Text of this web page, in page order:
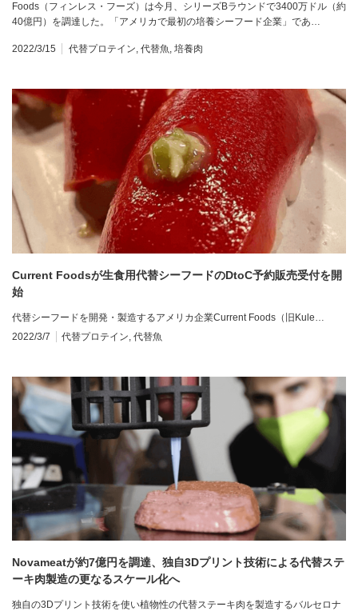
Foods（フィンレス・フーズ）は今月、シリーズBラウンドで3400万ドル（約
40億円）を調達した。「アメリカで最初の培養シーフード企業」であ…
2022/3/15 代替プロテイン, 代替魚, 培養肉
Current Foodsが生食用代替シーフードのDtoC予約販売受付を開
始
代替シーフードを開発・製造するアメリカ企業Current Foods（旧Kule…
2022/3/7
代替プロテイン 代替魚
Novameatが約7億円を調達、独自3Dプリント技術による代替ステ
ーキ肉製造の更なるスケール化へ
独自の3Dプリント技術を使い植物性の代替ステーキ肉を製造するバルセロナ